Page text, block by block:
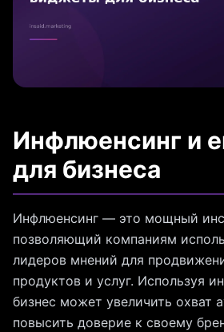
Инфлюенсинг и
для бизнеса
Инфлюенсинг — это мощный
позволяющий компаниям
лидеров мнений для
продуктов и услуг. Используя
бизнес может увеличить охват
повысить доверие к своему